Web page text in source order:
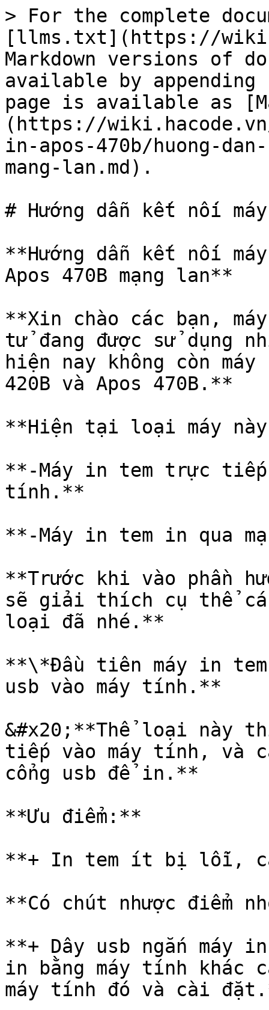
> For the complete
[llms.txt](https://
Markdown versions of
available by
page is available as
(https://wiki.hacode.vn/
in-apos-470b/huong-
mang-lan.md).
# Hướng dẫn kết nối
**Hướng dẫn kết nối
Apos 470B mạng lan**
**Xin chào các bạn,
tử đang được sử dụng
hiện nay không còn
420B và Apos 470B.**
**Hiện tại loại máy
**-Máy in tem trực tiếp
tính.**
**-Máy in tem in qua
**Trước khi vào phần
sẽ giải thích cụ thể
loại đã nhé.**
**\*Đầu tiên máy in
usb vào máy tính.**
&#x20;**Thể loại này
tiếp vào máy tính, và
cổng usb để in.**
**Ưu điểm:**
**+ In tem ít bị lỗi,
**Có chút nhược điểm
**+ Dây usb ngắn máy
in bằng máy tính khác
máy tính đó và cài